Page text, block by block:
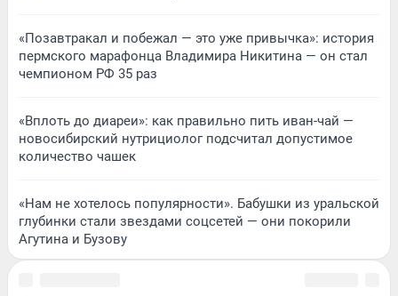
«Позавтракал и побежал — это уже привычка»: история
пермского марафонца Владимира Никитина — он стал
чемпионом РФ 35 раз
«Вплоть до диареи»: как правильно пить иван-чай —
новосибирский нутрициолог подсчитал допустимое
количество чашек
«Нам не хотелось популярности». Бабушки из уральской
глубинки стали звездами соцсетей — они покорили
Агутина и Бузову